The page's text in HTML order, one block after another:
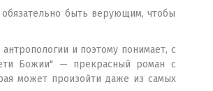
быть верующим, чтобы
и поэтому понимает, с
Божии" — прекрасный роман с
может произойти даже из самых